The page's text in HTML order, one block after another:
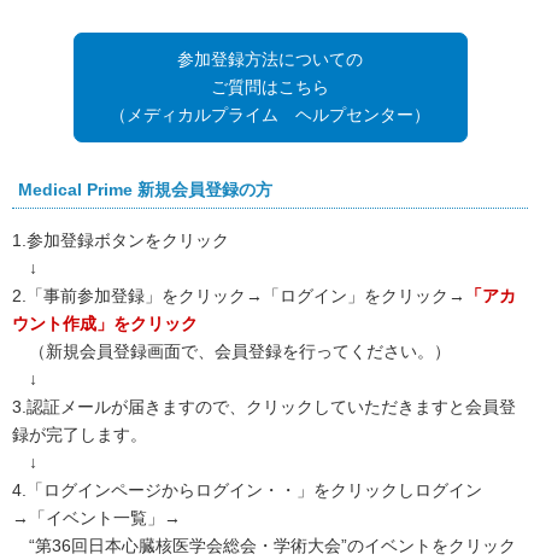
参加登録方法についての
ご質問はこちら
（メディカルプライム ヘルプセンター）
Medical Prime 新規会員登録の方
1.参加登録ボタンをクリック
↓
2.「事前参加登録」をクリック→「ログイン」をクリック→
「アカ
ウント作成」をクリック
（新規会員登録画面で、会員登録を行ってください。）
↓
3.認証メールが届きますので、クリックしていただきますと会員登
録が完了します。
↓
4.「ログインページからログイン・・」をクリックしログイン
→「イベント一覧」→
“第36回日本心臓核医学会総会・学術大会”のイベントをクリック